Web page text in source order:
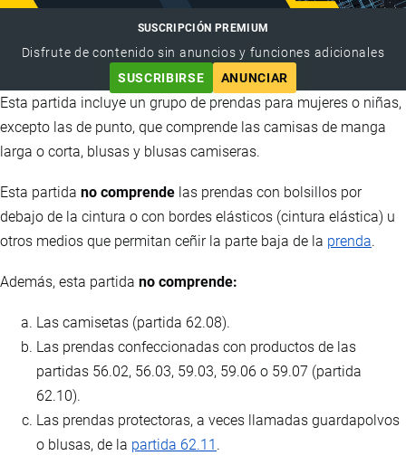
SUSCRIPCIÓN PREMIUM
Disfrute de contenido sin anuncios y funciones adicionales
SUSCRIBIRSE
ANUNCIAR
Esta partida incluye un grupo de prendas para mujeres o niñas,
excepto las de punto, que comprende las camisas de manga
larga o corta, blusas y blusas camiseras.
Esta partida no comprende las prendas con bolsillos por
debajo de la cintura o con bordes elásticos (cintura elástica) u
otros medios que permitan ceñir la parte baja de la prenda.
Además, esta partida no comprende:
Las camisetas (partida 62.08).
Las prendas confeccionadas con productos de las
partidas 56.02, 56.03, 59.03, 59.06 o 59.07 (partida
62.10).
Las prendas protectoras, a veces llamadas guardapolvos
o blusas, de la partida 62.11 .